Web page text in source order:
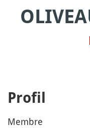
Profil
Membre